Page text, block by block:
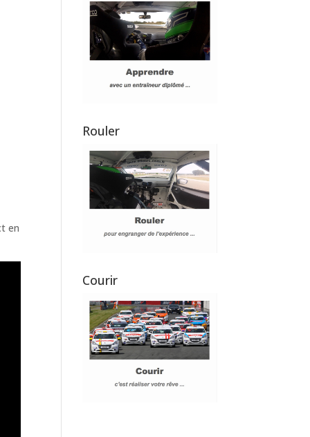
en
Rouler
Courir